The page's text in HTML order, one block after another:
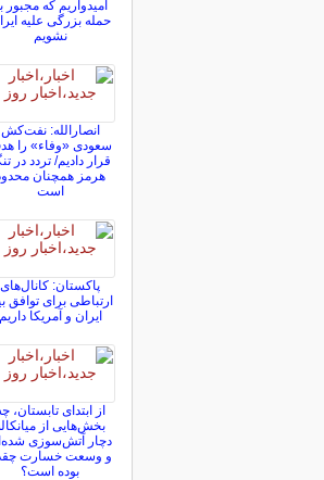
امیدواریم که مجبور
حمله بزرگی علیه
نشویم
انصارالله: نفت‌کش
سعودی «وفاء» را
قرار دادیم/ تردد در
هرمز همچنان
است
پاکستان: کانال‌های
ارتباطی برای توافق
ایران و آمریکا داریم
از ابتدای تابستان،
بخش‌هایی از
دچار آتش‌سوزی
و وسعت خسارت
بوده است؟